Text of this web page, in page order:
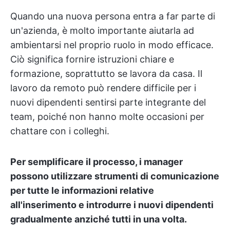
Quando una nuova persona entra a far parte di
un'azienda, è molto importante aiutarla ad
ambientarsi nel proprio ruolo in modo efficace.
Ciò significa fornire istruzioni chiare e
formazione, soprattutto se lavora da casa. Il
lavoro da remoto può rendere difficile per i
nuovi dipendenti sentirsi parte integrante del
team, poiché non hanno molte occasioni per
chattare con i colleghi.
Per semplificare il processo, i manager
possono utilizzare strumenti di comunicazione
per tutte le informazioni relative
all'inserimento e introdurre i nuovi dipendenti
gradualmente anziché tutti in una volta.